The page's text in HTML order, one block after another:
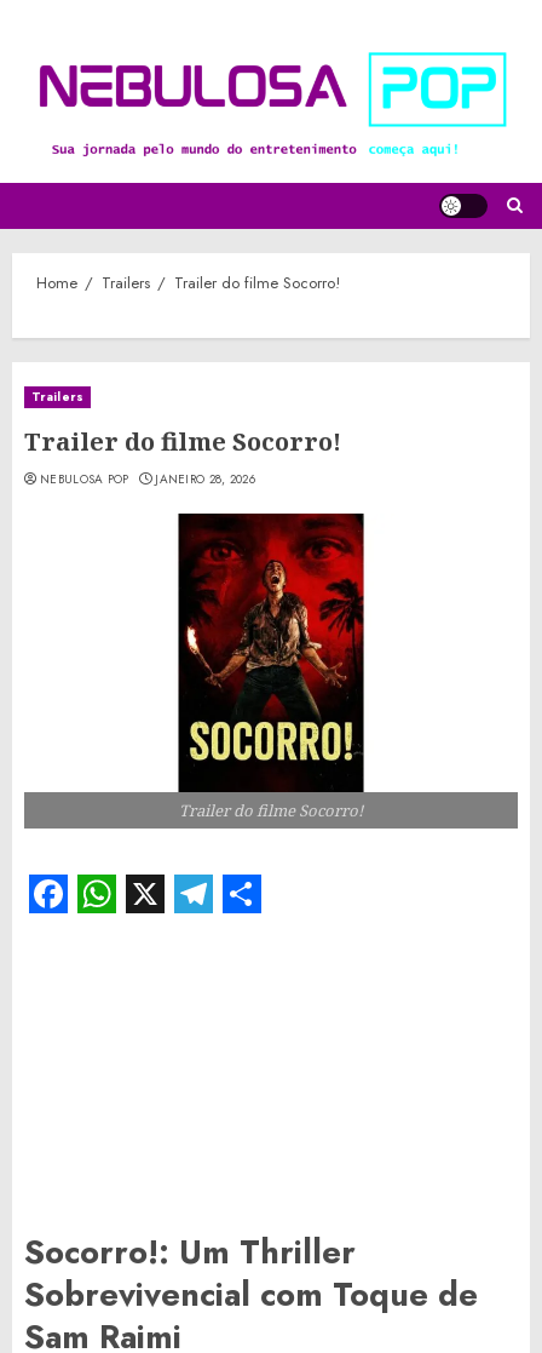
content
Home Trailers Trailer do filme Socorro!
Trailers
Trailer do filme Socorro!
NEBULOSA POP JANEIRO 28, 2026
Trailer do filme Socorro!
Facebook
WhatsApp
X Telegram
Share
Socorro!: Um Thriller
Sobrevivencial com Toque de
Sam Raimi